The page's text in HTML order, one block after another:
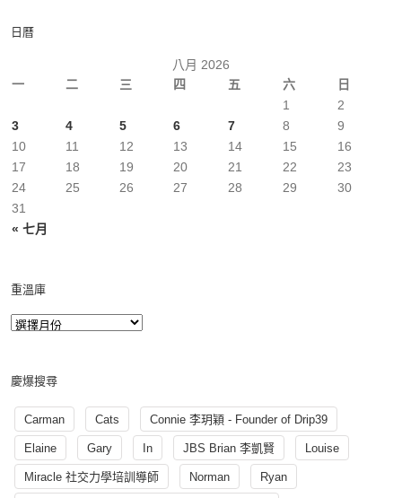
日曆
八月 2026
一
二 三 四 五 六 日
« 七月
1
2
3
4 5 6 7 8
9
10
11 12 13 14 15
16
17
18 19 20 21 22
23
24
25 26 27 28 29
30
31
重溫庫
慶爆搜尋
Carman Cats Connie 李玥穎 - Founder of Drip39
Elaine Gary In JBS Brian 李凱賢 Louise
Miracle 社交力學培訓導師 Norman Ryan